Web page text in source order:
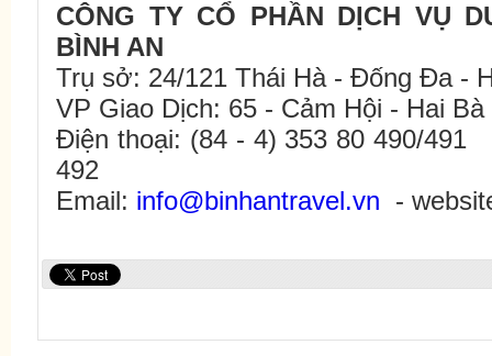
CÔNG TY CỔ PHẦN DỊCH VỤ
BÌNH AN
Trụ sở: 24/121 Thái Hà - Đống Đa -
VP Giao Dịch: 65 - Cảm Hội - Hai
Điện thoại: (84 - 4) 353 80 490/
492
Email: info@binhantravel.vn -